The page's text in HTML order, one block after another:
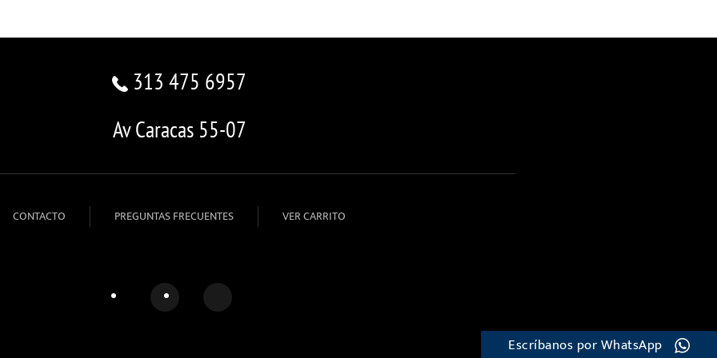
313 475 6957
Av Caracas 55-07
CONTACTO PREGUNTAS FRECUENTES VER CARRITO
Escríbanos por WhatsApp